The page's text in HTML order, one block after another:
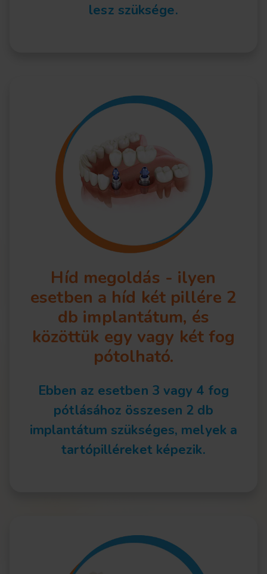
lesz szüksége.
Híd megoldás - ilyen
esetben a híd két pillére 2
db implantátum, és
közöttük egy vagy két fog
pótolható.
Ebben az esetben 3 vagy 4 fog
pótlásához összesen 2 db
implantátum szükséges, melyek a
tartópilléreket képezik.